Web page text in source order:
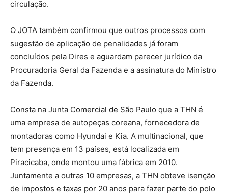
circulação.
O JOTA também confirmou que outros processos com
sugestão de aplicação de penalidades já foram
concluídos pela Dires e aguardam parecer jurídico da
Procuradoria Geral da Fazenda e a assinatura do Ministro
da Fazenda.
Consta na Junta Comercial de São Paulo que a THN é
uma empresa de autopeças coreana, fornecedora de
montadoras como Hyundai e Kia. A multinacional, que
tem presença em 13 países, está localizada em
Piracicaba, onde montou uma fábrica em 2010.
Juntamente a outras 10 empresas, a THN obteve isenção
de impostos e taxas por 20 anos para fazer parte do polo